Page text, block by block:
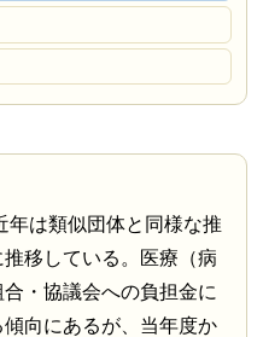
年は類似団体と同様な推
移している。医療（病
・協議会への負担金に
向にあるが、当年度か